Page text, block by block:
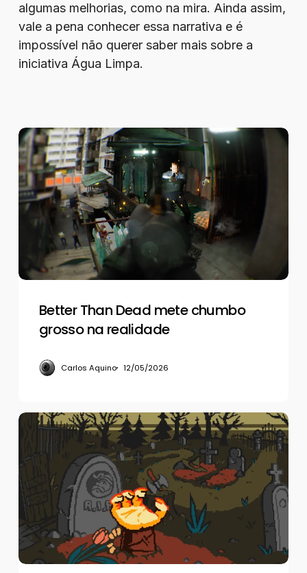
algumas melhorias, como na mira. Ainda assim,
vale a pena conhecer essa narrativa e é
impossível não querer saber mais sobre a
iniciativa Água Limpa.
Better
Than
Dead
mete
chumbo
grosso
realidade
Better Than Dead mete chumbo
grosso na realidade
Carlos Aquino 12/05/2026
Dark
um
panelaço
de
Castlevania,
Dead
Cells
e